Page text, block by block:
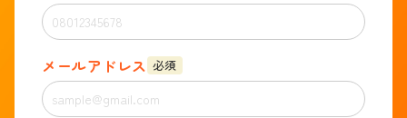
メールアドレス 必須